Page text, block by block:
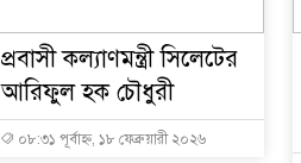
প্রবাসী কল্যাণমন্ত্রী সিলেটের
আরিফুল হক চৌধুরী
০৮:৩১ পূর্বাহ্ন, ১৮ ফেব্রুয়ারী ২০২৬